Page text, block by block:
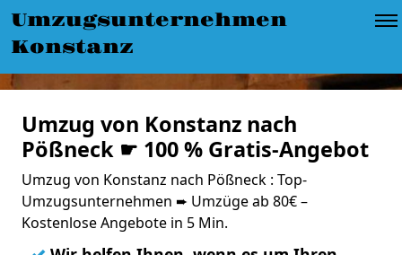
Umzugsunternehmen
Konstanz
Umzug von Konstanz nach
Pößneck ☛ 100 % Gratis-Angebot
Umzug von Konstanz nach Pößneck : Top-
Umzugsunternehmen ➨ Umzüge ab 80€ –
Kostenlose Angebote in 5 Min.